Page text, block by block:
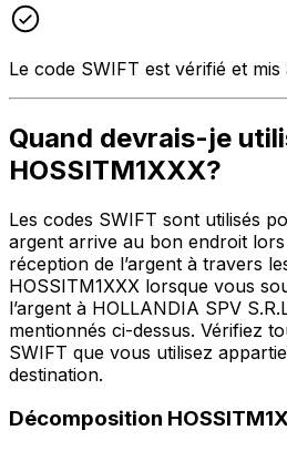
Le code SWIFT est vérifié et
Quand devrais-je
HOSSITM1XXX?
Les codes SWIFT sont utilisés
argent arrive au bon endroit lors
réception de l’argent à travers
HOSSITM1XXX lorsque vous
l’argent à HOLLANDIA SPV
mentionnés ci-dessus. Vérifiez
SWIFT que vous utilisez
destination.
Décomposition